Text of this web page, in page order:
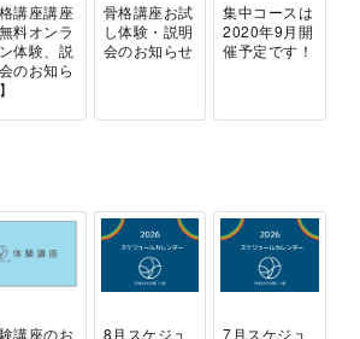
講座講座
無料オンラ
体験、説
のお知ら
骨格講座お試
し体験・説明
会のお知らせ
集中コースは
2020年9月開
催予定です！
講座のお
8月スケジュ
7月スケジュ